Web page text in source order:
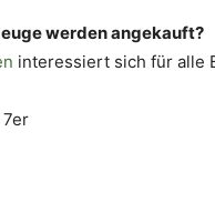
werden angekauft?
interessiert sich für alle
7er